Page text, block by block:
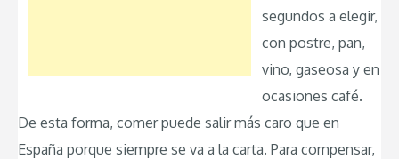
segundos a elegir,
con postre, pan,
vino, gaseosa y en
ocasiones café.
De esta forma, comer puede salir más caro que en
España porque siempre se va a la carta. Para compensar,